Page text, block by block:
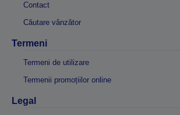
Contact
Căutare vânzător
Termeni
Termeni de utilizare
Termenii promoțiilor online
Legal